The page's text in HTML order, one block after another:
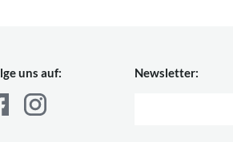
uns auf: Newsletter: